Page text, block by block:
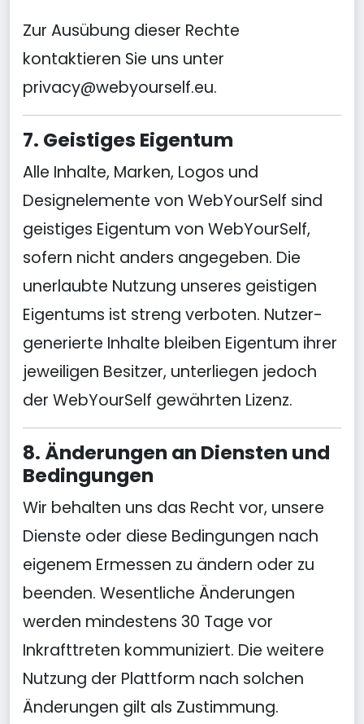
Zur Ausübung dieser Rechte
kontaktieren Sie uns unter
privacy@webyourself.eu.
7. Geistiges Eigentum
Alle Inhalte, Marken, Logos und
Designelemente von WebYourSelf sind
geistiges Eigentum von WebYourSelf,
sofern nicht anders angegeben. Die
unerlaubte Nutzung unseres geistigen
Eigentums ist streng verboten. Nutzer-
generierte Inhalte bleiben Eigentum ihrer
jeweiligen Besitzer, unterliegen jedoch
der WebYourSelf gewährten Lizenz.
8. Änderungen an Diensten und
Bedingungen
Wir behalten uns das Recht vor, unsere
Dienste oder diese Bedingungen nach
eigenem Ermessen zu ändern oder zu
beenden. Wesentliche Änderungen
werden mindestens 30 Tage vor
Inkrafttreten kommuniziert. Die weitere
Nutzung der Plattform nach solchen
Änderungen gilt als Zustimmung.